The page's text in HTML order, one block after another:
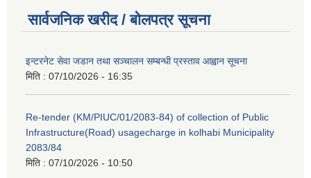
सार्वजनिक खरीद / बोलपत्र सूचना
इन्टरनेट सेवा जडान तथा सञ्चालन सम्बन्धी प्रस्ताव आह्वान सूचना
मिति : 07/10/2026 - 16:35
Re-tender (KM/PIUC/01/2083-84) of collection of Public
Infrastructure(Road) usagecharge in kolhabi Municipality
2083/84
मिति : 07/10/2026 - 10:50